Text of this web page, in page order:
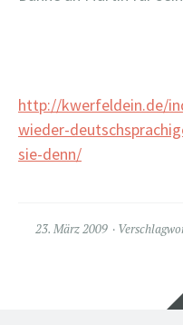
http://kwerfeldein.de/
wieder-
sie-denn/
23. März 2009